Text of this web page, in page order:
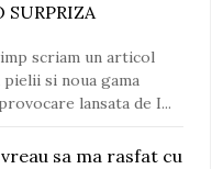
SURPRIZA
scriam un articol
si noua gama
lansata de I...
sa ma rasfat cu